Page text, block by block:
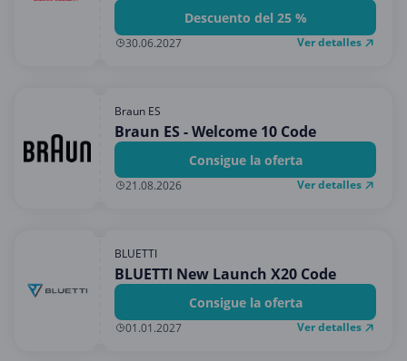
Descuento del 25 %
30.06.2027 Ver detalles
Braun ES
Braun ES - Welcome 10 Code
Consigue la oferta
21.08.2026 Ver detalles
BLUETTI
BLUETTI New Launch X20 Code
Consigue la oferta
01.01.2027 Ver detalles